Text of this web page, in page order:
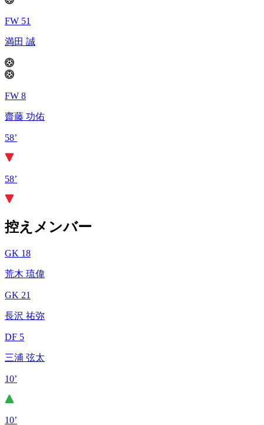
FW 51
満田 誠
FW 8
齋藤 功佑
58’
58’
控えメンバー
GK 18
荒木 琉偉
GK 21
長沢 祐弥
DF 5
三浦 弦太
10’
10’